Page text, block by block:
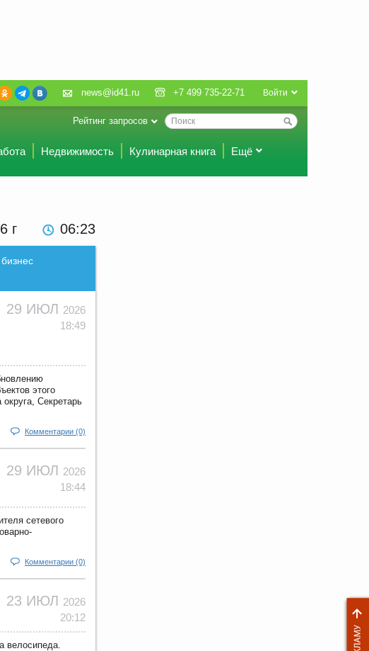
Войти
news@id41.ru +7 499 735-22-71
Рейтинг запросов
Недвижимость Кулинарная книга Ещё
г 06:23
29 ИЮЛ 2026
18:49
этого
Секретарь
Комментарии (0)
29 ИЮЛ 2026
18:44
сетевого
Комментарии (0)
23 ИЮЛ 2026
20:12
велосипеда.